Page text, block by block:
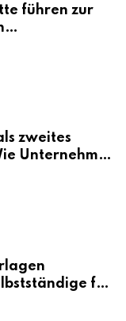
führen zur
zweites
Unternehmen
für